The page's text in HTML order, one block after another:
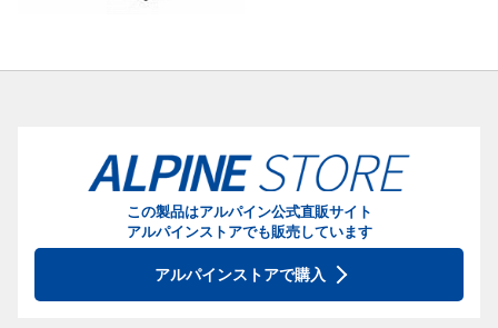
この製品はアルパイン公式直販サイト
アルパインストアでも販売しています
アルパインストアで購入